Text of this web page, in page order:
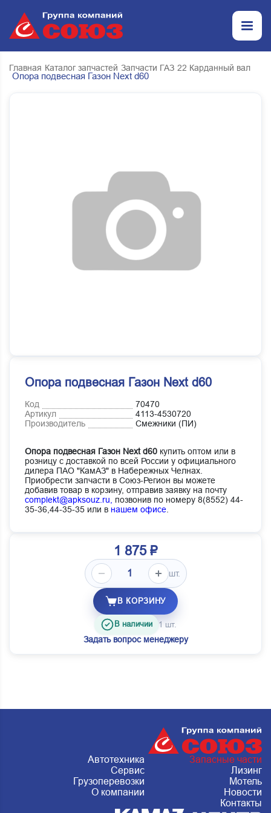
Главная Каталог запчастей Запчасти ГАЗ 22 Карданный вал
Опора подвесная Газон Next d60
Опора подвесная Газон Next d60
Код
70470
Артикул
4113-4530720
Производитель
Смежники (ПИ)
Опора подвесная Газон Next d60 купить оптом или в
розницу с доставкой по всей России у официального
дилера ПАО "КамАЗ" в Набережных Челнах.
Приобрести запчасти в Союз-Регион вы можете
добавив товар в корзину, отправив заявку на почту
complekt@apksouz.ru,
позвонив по номеру 8(8552) 44-
35-36,44-35-35 или в нашем офисе
1 875 ₽
шт.
В КОРЗИНУ
В наличии 1 шт.
Задать вопрос менеджеру
Автотехника
Запасные части
Сервис
Лизинг
Грузоперевозки
Мотель
О компании
Новости
Контакты